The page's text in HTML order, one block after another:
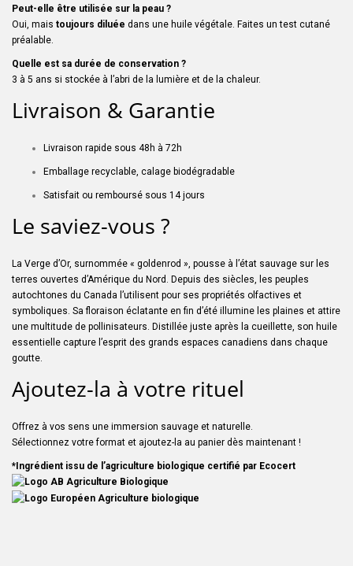
Peut-elle être utilisée sur la peau ?
Oui, mais toujours diluée dans une huile végétale. Faites un test cutané
préalable.
Quelle est sa durée de conservation ?
3 à 5 ans si stockée à l’abri de la lumière et de la chaleur.
Livraison & Garantie
Livraison rapide sous 48h à 72h
Emballage recyclable, calage biodégradable
Satisfait ou remboursé sous 14 jours
Le saviez-vous ?
La Verge d’Or, surnommée « goldenrod », pousse à l’état sauvage sur les
terres ouvertes d’Amérique du Nord. Depuis des siècles, les peuples
autochtones du Canada l’utilisent pour ses propriétés olfactives et
symboliques. Sa floraison éclatante en fin d’été illumine les plaines et attire
une multitude de pollinisateurs. Distillée juste après la cueillette, son huile
essentielle capture l’esprit des grands espaces canadiens dans chaque
goutte.
Ajoutez-la à votre rituel
Offrez à vos sens une immersion sauvage et naturelle.
Sélectionnez votre format et ajoutez-la au panier dès maintenant !
*Ingrédient issu de l’agriculture biologique certifié par Ecocert